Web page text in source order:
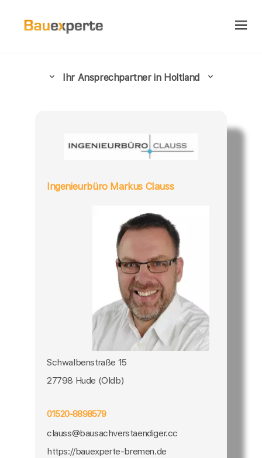
Ihr Ansprechpartner in Holtland
Ingenieurbüro Markus Clauss
Schwalbenstraße 15
27798 Hude (Oldb)
01520-8898579
clauss@bausachverstaendiger.cc
https://bauexperte-bremen.de